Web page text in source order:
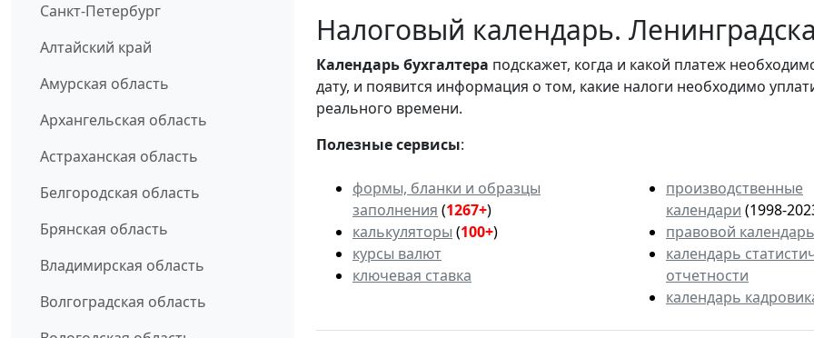
Санкт-Петербург
Алтайский край
Амурская область
Архангельская область
Астраханская область
Белгородская область
Брянская область
Владимирская область
Волгоградская область
Налоговый календарь.
Календарьбухгалтера подскажет, когда и какой платеж
дату, и появится информация о том, какие налоги необходимо
реального времени.
Полезные сервисы:
формы, бланки и образцы
заполнения (1267+)
калькуляторы (100+)
курсы валют
ключевая ставка
производственные
календари (1998-
правовой календарь
календарь
отчетности
календарь